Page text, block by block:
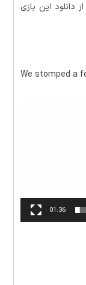
دانلود این بازی
We stomped a
01:36